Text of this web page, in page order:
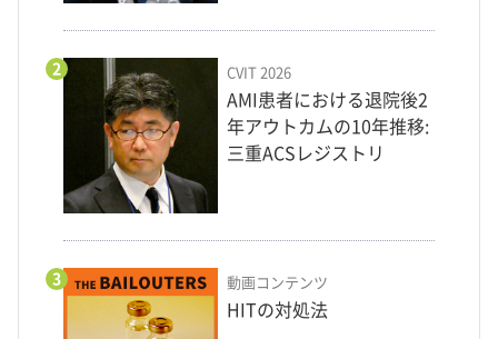
2 CVIT 2026
AMI患者における退院後2
年アウトカムの10年推移:
三重ACSレジストリ
3 動画コンテンツ
HITの対処法